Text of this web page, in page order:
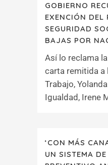
GOBIERNO
EXENCIÓN DEL
SEGURIDAD
BAJAS POR
Así lo reclama
carta remitida a
Trabajo,
Igualdad, Irene
‘CON MÁS
UN SISTEMA